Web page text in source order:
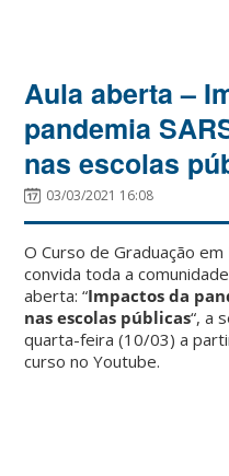
Aula aberta –
pandemia
nas escolas
03/03/2021 16:08
O Curso de Graduação em
convida toda a
aberta: “Impactos da
nas escolas públicas“, a
quarta-feira (10/03) a
curso no Youtube.